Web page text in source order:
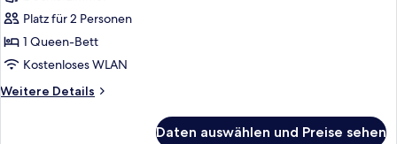
Guestroom with
Private
Outdoor
Tub
Platz für 2 Personen
1 Queen-Bett
Kostenloses WLAN
Weitere Details
Weitere
Daten auswählen und Preise sehen